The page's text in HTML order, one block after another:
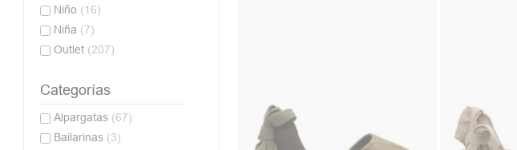
Niño (16)
Niña (7)
Outlet (207)
Categorías
Alpargatas (67)
Bailarinas (3)